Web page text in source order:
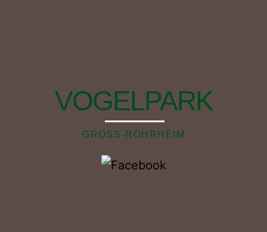
VOGELPARK
GROSS-ROHRHEIM